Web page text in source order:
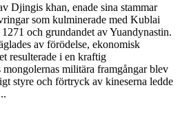
Djingis khan, enade sina stammar
som kulminerade med Kublai
och grundandet av Yuandynastin.
av förödelse, ekonomisk
resulterade i en kraftig
militära framgångar blev
styre och förtryck av kineserna ledde